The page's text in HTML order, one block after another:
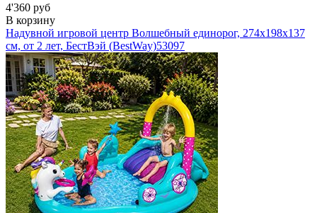
4'360 руб
В корзину
Надувной игровой центр Волшебный единорог, 274х198х137
см, от 2 лет, БестВэй (BestWay)53097